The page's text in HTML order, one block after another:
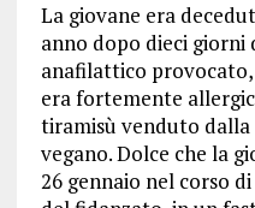
La giovane era
anno dopo dieci giorni
anafilattico
era fortemente
tiramisù venduto
vegano. Dolce che la
26 gennaio nel corso